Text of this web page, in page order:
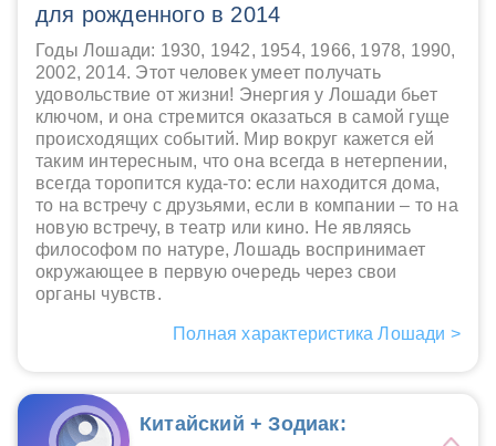
для рожденного в 2014
Годы Лошади: 1930, 1942, 1954, 1966, 1978, 1990,
2002, 2014. Этот человек умеет получать
удовольствие от жизни! Энергия у Лошади бьет
ключом, и она стремится оказаться в самой гуще
происходящих событий. Мир вокруг кажется ей
таким интересным, что она всегда в нетерпении,
всегда торопится куда-то: если находится дома,
то на встречу с друзьями, если в компании – то на
новую встречу, в театр или кино. Не являясь
философом по натуре, Лошадь воспринимает
окружающее в первую очередь через свои
органы чувств.
Полная характеристика Лошади >
Китайский + Зодиак: